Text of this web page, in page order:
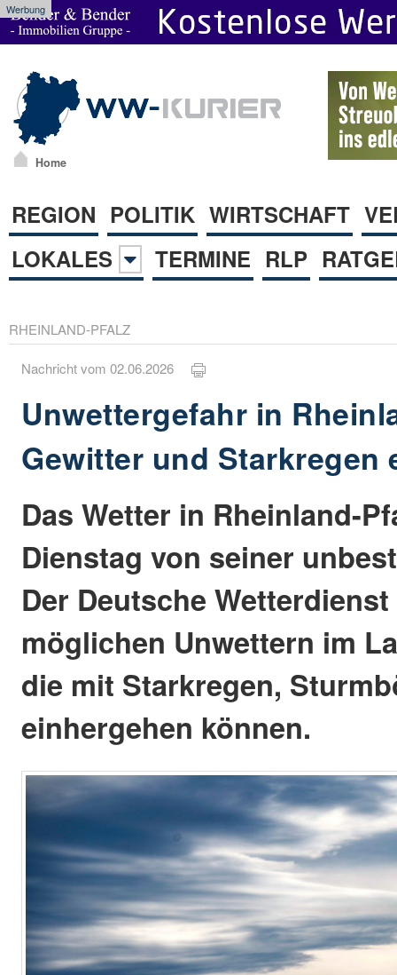
Werbung
Home
REGION POLITIK WIRTSCHAFT
LOKALES
TERMINE RLP
RHEINLAND-PFALZ
Nachricht vom 02.06.2026
Unwettergefahr in
Gewitter und Starkregen
Das Wetter in Rheinland-
Dienstag von seiner
Der Deutsche
möglichen Unwettern im
die mit Starkregen,
einhergehen können.